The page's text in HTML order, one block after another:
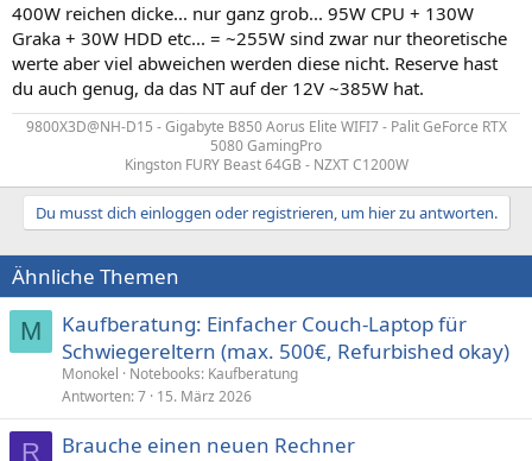
400W reichen dicke... nur ganz grob... 95W CPU + 130W
Graka + 30W HDD etc... = ~255W sind zwar nur theoretische
werte aber viel abweichen werden diese nicht. Reserve hast
du auch genug, da das NT auf der 12V ~385W hat.
9800X3D@NH-D15 - Gigabyte B850 Aorus Elite WIFI7 - Palit GeForce RTX
5080 GamingPro
Kingston FURY Beast 64GB - NZXT C1200W​
Du musst dich einloggen oder registrieren, um hier zu antworten.
Ähnliche Themen
M
Kaufberatung: Einfacher Couch-Laptop für
Schwiegereltern (max. 500€, Refurbished okay)
Monokel
Notebooks: Kaufberatung
Antworten 7 15. März 2026
R Brauche einen neuen Rechner